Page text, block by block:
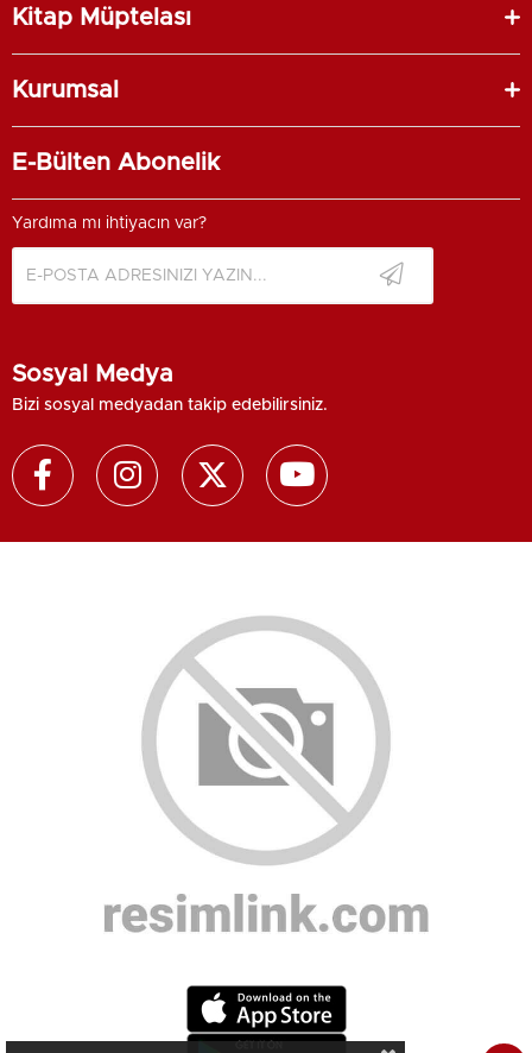
Kitap Müptelası
Kurumsal
E-Bülten Abonelik
Yardıma mı ihtiyacın var?
Sosyal Medya
Bizi sosyal medyadan takip edebilirsiniz.